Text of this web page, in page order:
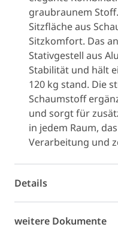
graubraunem
Sitzfläche aus
Sitzkomfort. Das
Stativgestell aus
Stabilität und hält
120 kg stand. Die
Schaumstoff
und sorgt für
in jedem Raum,
Verarbeitung und
Details
weitere Dokumente